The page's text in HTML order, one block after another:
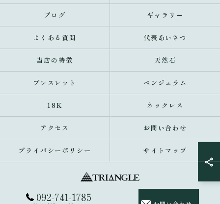
092-741-1785
ブログ ギャラリー
よくある質問 代表あいさつ
当店の特徴 天然石
ブレスレット ペンジュラム
18K ネックレス
アクセス お問い合わせ
プライバシーポリシー サイトマップ
© 2026 福岡県福岡市のアクセサリーならトライアングル 大名 ALL RIGHTS